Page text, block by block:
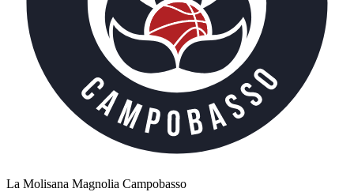
La Molisana Magnolia Campobasso